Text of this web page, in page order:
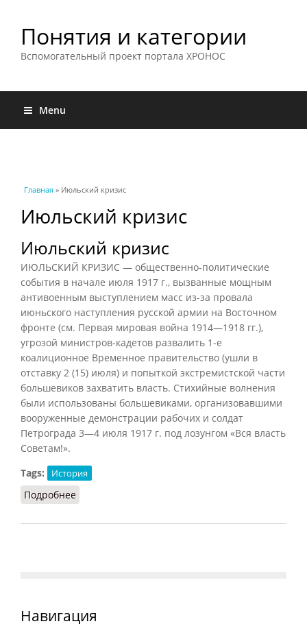
Понятия и категории
Вспомогательный проект портала ХРОНОС
Menu
Вы здесь
Главная » Июльский кризис
Июльский кризис
Июльский кризис
ИЮЛЬСКИЙ КРИЗИС — общественно-политические
события в начале июля 1917 г., вызванные мощным
антивоенным выступлением масс из-за провала
июньского наступления русской армии на Восточном
фронте (см. Первая мировая война 1914—1918 гг.),
угрозой министров-кадетов развалить 1-е
коалиционное Временное правительство (ушли в
отставку 2 (15) июля) и попыткой экстремистской части
большевиков захватить власть. Стихийные волнения
были использованы большевиками, организовавшими
вооруженные демонстрации рабочих и солдат
Петрограда 3—4 июля 1917 г. под лозунгом «Вся власть
Советам!».
Tags:
История
Подробнее
Навигация